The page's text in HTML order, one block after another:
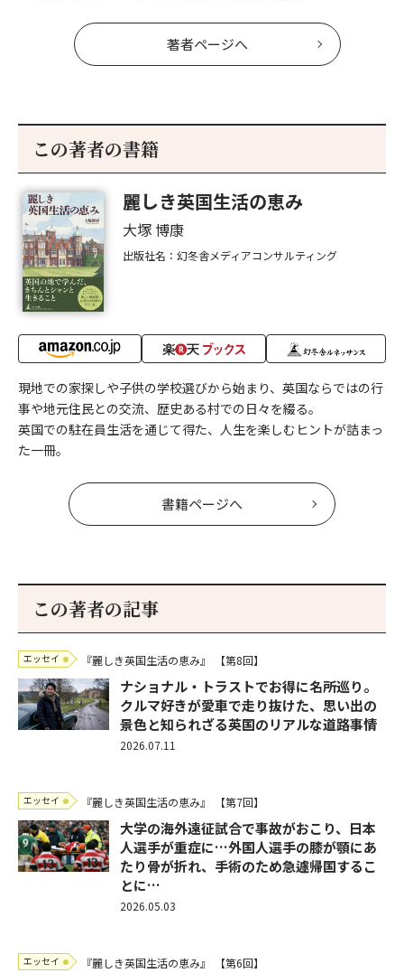
著者ページへ
この著者の書籍
麗しき英国生活の恵み
大塚 博康
出版社名：幻冬舎メディアコンサルティング
現地での家探しや子供の学校選びから始まり、英国ならではの行
事や地元住民との交流、歴史ある村での日々を綴る。
英国での駐在員生活を通じて得た、人生を楽しむヒントが詰まっ
た一冊。
書籍ページへ
この著者の記事
エッセイ 『麗しき英国生活の恵み』 【第8回】
ナショナル・トラストでお得に名所巡り。
クルマ好きが愛車で走り抜けた、思い出の
景色と知られざる英国のリアルな道路事情
2026.07.11
エッセイ 『麗しき英国生活の恵み』 【第7回】
大学の海外遠征試合で事故がおこり、日本
人選手が重症に…外国人選手の膝が顎にあ
たり骨が折れ、手術のため急遽帰国するこ
とに…
2026.05.03
エッセイ 『麗しき英国生活の恵み』 【第6回】